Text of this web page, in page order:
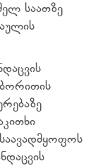
საათზე
ბორითის